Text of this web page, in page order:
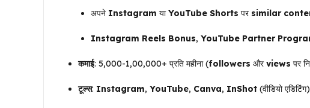
अपने Instagram याYouTube Shorts पर similar
Instagram Reels Bonus, YouTube Partner
कमाई: ₹5,000-₹1,00,000+ प्रति महीना (followers औरviews पर
टूल्स: Instagram, YouTube, Canva, InShot (वीडियो